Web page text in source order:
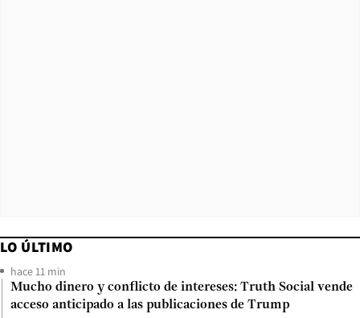
LO ÚLTIMO
hace 11 min
Mucho dinero y conflicto de intereses: Truth Social vende
acceso anticipado a las publicaciones de Trump